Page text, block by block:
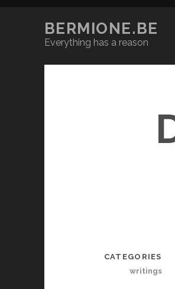
BERMIONE.BE
Everything has a reason
CATEGORIES
writings